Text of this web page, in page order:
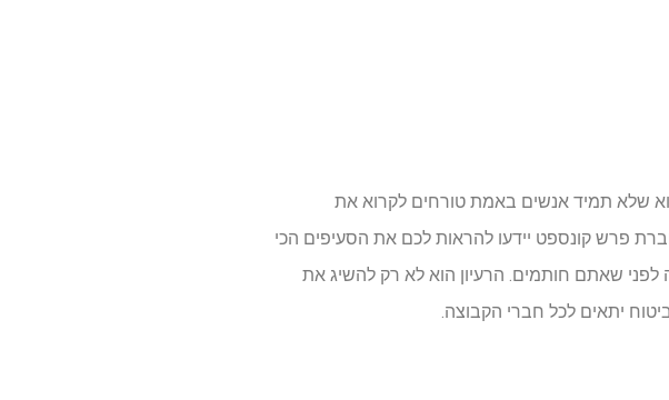
שלא תמיד אנשים באמת טורחים לקרוא את
פרש קונספט יידעו להראות לכם את הסעיפים הכי
שאתם חותמים. הרעיון הוא לא רק להשיג את
יתאים לכל חברי הקבוצה.